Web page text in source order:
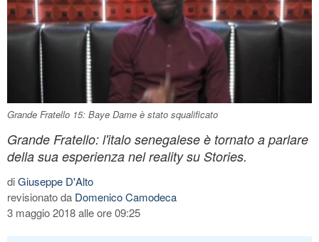
Grande Fratello 15: Baye Dame è stato squalificato
Grande Fratello: l'italo senegalese è tornato a parlare
della sua esperienza nel reality su Stories.
diGiuseppe D'Alto
revisionato da Domenico Camodeca
3 maggio 2018 alle ore 09:25